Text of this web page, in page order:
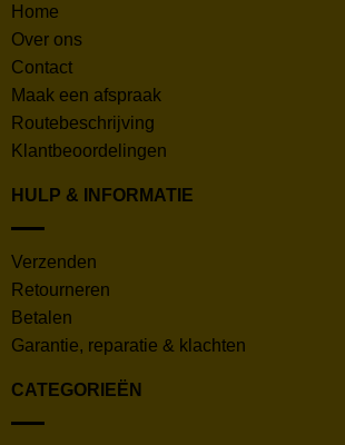
Home
Over ons
Contact
Maak een afspraak
Routebeschrijving
Klantbeoordelingen
HULP & INFORMATIE
Verzenden
Retourneren
Betalen
Garantie, reparatie & klachten
CATEGORIEËN